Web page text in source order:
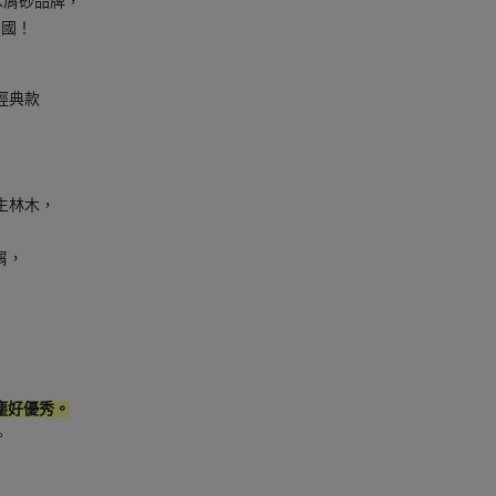
！
典款
林木，
好優秀。